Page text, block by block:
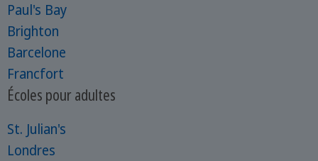
Paul's Bay
Brighton
Barcelone
Francfort
Écoles pour adultes
St. Julian's
Londres